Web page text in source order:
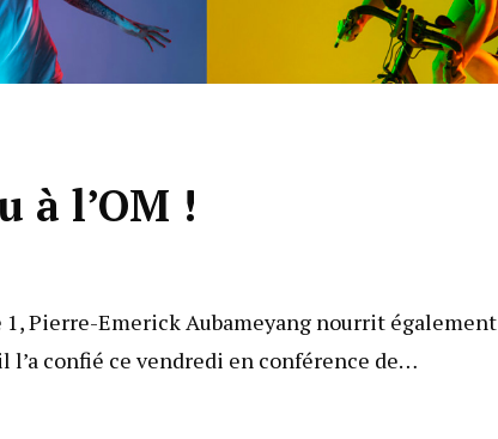
à l’OM !
1, Pierre-Emerick Aubameyang nourrit également
l’a confié ce vendredi en conférence de…